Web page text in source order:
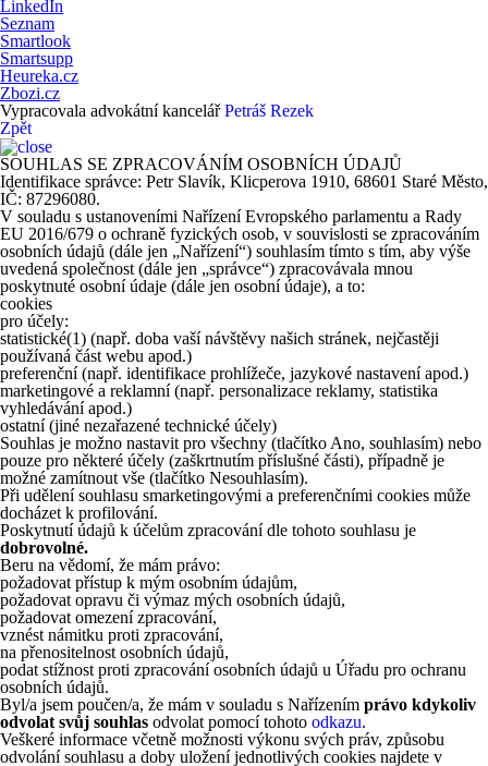
LinkedIn
Seznam
Smartlook
Smartsupp
Heureka.cz
Zbozi.cz
Vypracovala advokátní kancelářPetráš Rezek
Zpět
SOUHLAS SE ZPRACOVÁNÍM OSOBNÍCH ÚDAJŮ
Identifikace správce: Petr Slavík, Klicperova 1910, 68601 Staré Město,
IČ: 87296080.
V souladu s ustanoveními Nařízení Evropského parlamentu a Rady
EU 2016/679 o ochraně fyzických osob, v souvislosti se zpracováním
osobních údajů (dále jen „Nařízení“) souhlasím tímto s tím, aby výše
uvedená společnost (dále jen „správce“) zpracovávala mnou
poskytnuté osobní údaje (dále jen osobní údaje), a to:
cookies
pro účely:
statistické(1) (např. doba vaší návštěvy našich stránek, nejčastěji
používaná část webu apod.)
preferenční (např. identifikace prohlížeče, jazykové nastavení apod.)
marketingové a reklamní (např. personalizace reklamy, statistika
vyhledávání apod.)
ostatní (jiné nezařazené technické účely)
Souhlas je možno nastavit pro všechny (tlačítko Ano, souhlasím) nebo
pouze pro některé účely (zaškrtnutím příslušné části), případně je
možné zamítnout vše (tlačítko Nesouhlasím).
Při udělení souhlasu smarketingovými a preferenčními cookies může
docházet k profilování.
Poskytnutí údajů k účelům zpracování dle tohoto souhlasu je
dobrovolné.
Beru na vědomí, že mám právo:
požadovat přístup k mým osobním údajům,
požadovat opravu či výmaz mých osobních údajů,
požadovat omezení zpracování,
vznést námitku proti zpracování,
na přenositelnost osobních údajů,
podat stížnost proti zpracování osobních údajů u Úřadu pro ochranu
osobních údajů.
Byl/a jsem poučen/a, že mám v souladu s Nařízením právo kdykoliv
odvolat svůj souhlas odvolat pomocí tohoto odkazu.
Veškeré informace včetně možnosti výkonu svých práv, způsobu
odvolání souhlasu a doby uložení jednotlivých cookies najdete v